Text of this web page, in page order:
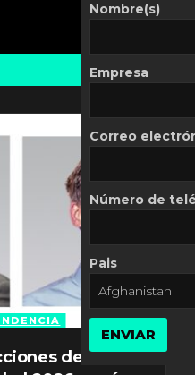
de
Nombre(s)
Empresa
Correo
Número de
Pais
ENVIAR